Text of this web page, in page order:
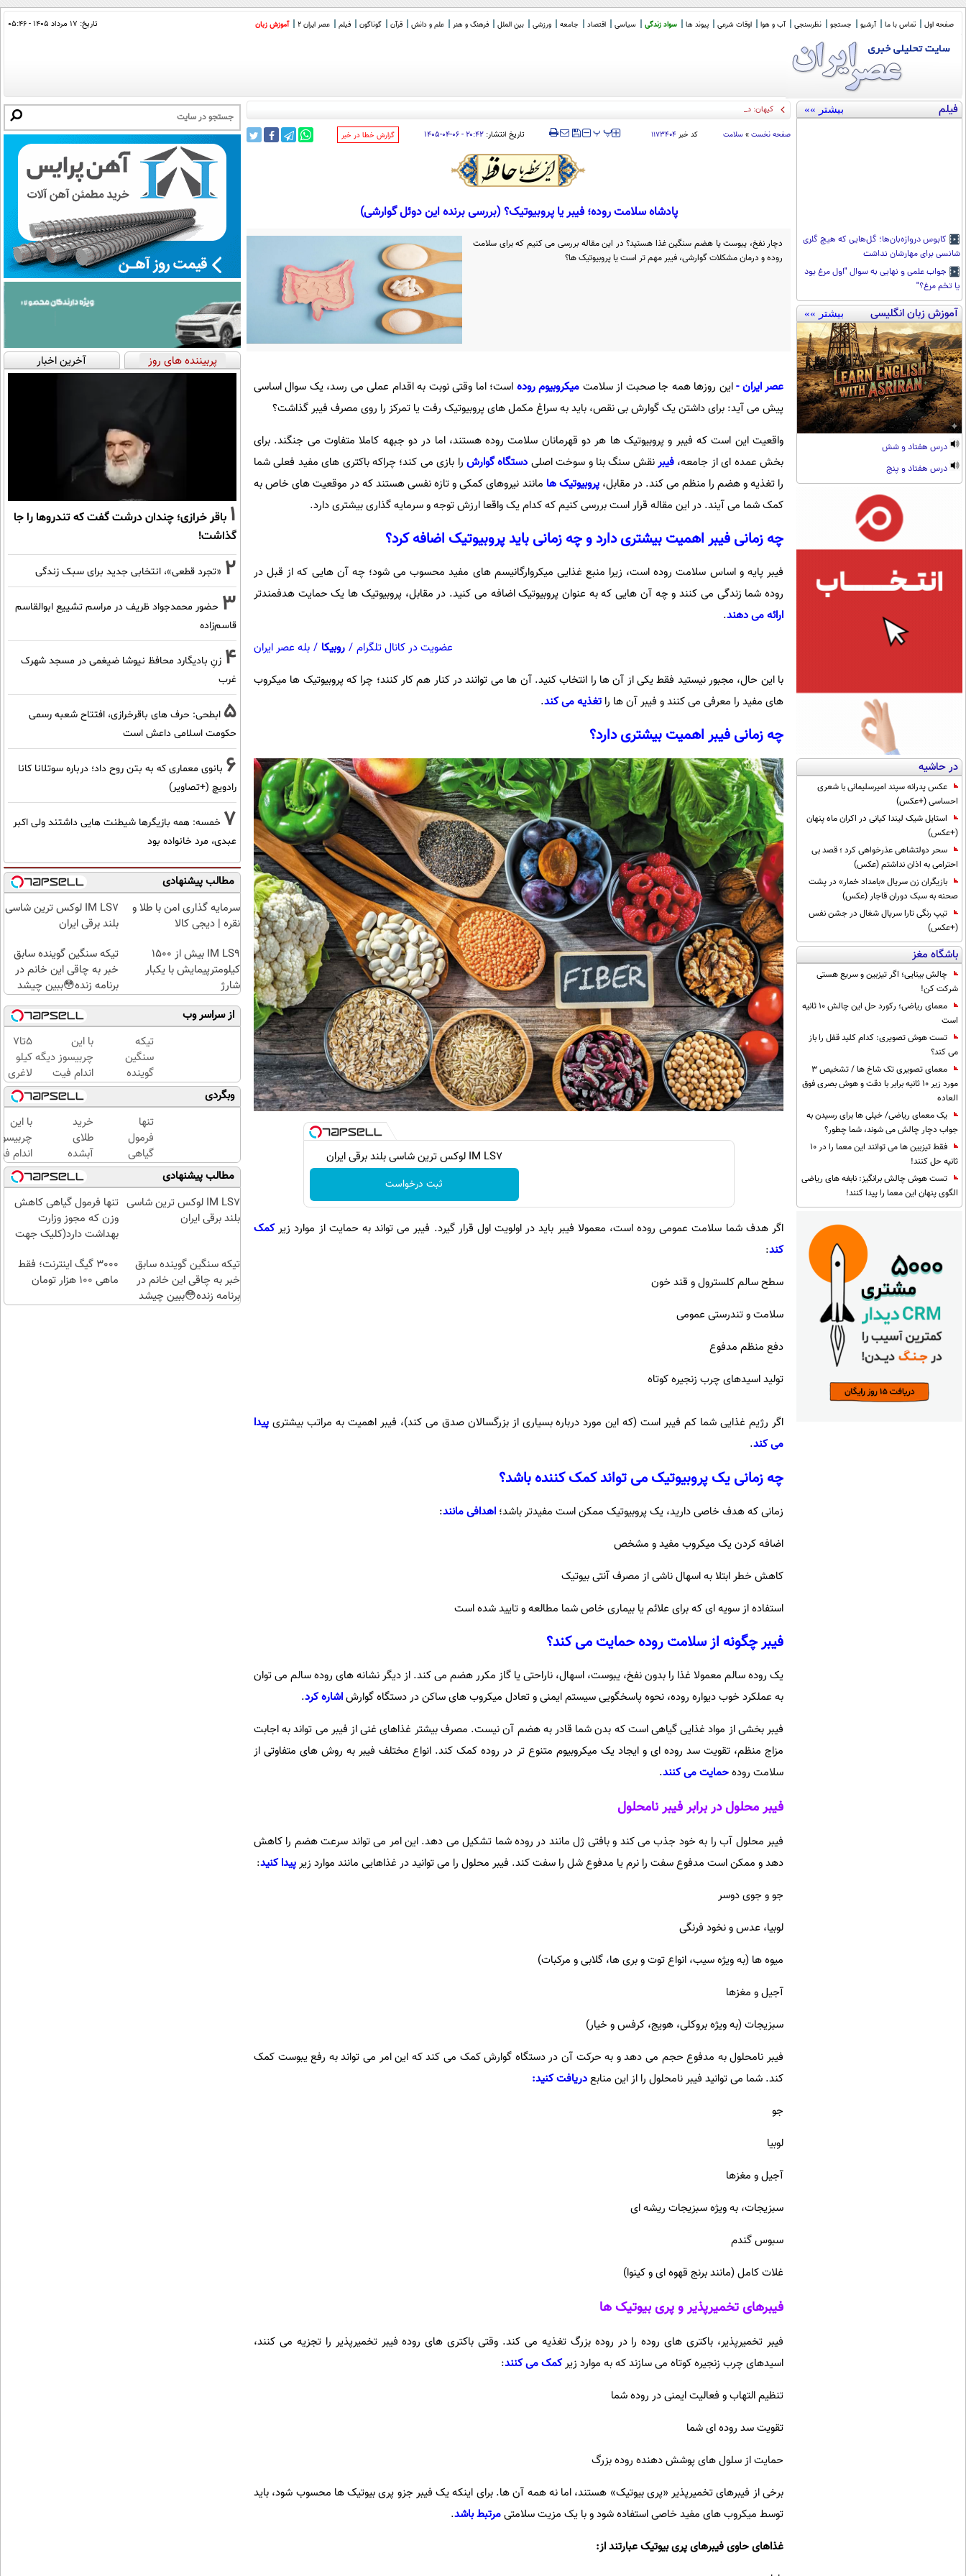
صفحه اول تماس با ما آرشیو جستجو نظرسنجی آب و هوا اوقات شرعی پیوند ها سواد زندگی سیاسی اقتصاد جامعه ورزشی بین الملل فرهنگ و هنر علم و دانش قرآن گوناگون فیلم عصر ایران 2 آموزش زبان تاریخ: ۱۷ مرداد ۱۴۰۵ - ۰۵:۴۶
فیلم بیشتر »»
کابوس دروازه‌بان‌ها؛ گل‌هایی که هیچ گلری
شانسی برای مهارشان نداشت
جواب علمی و نهایی به سوال "اول مرغ بود
یا تخم مرغ؟"
آموزش زبان انگلیسی بیشتر »»
درس هفتاد و شش
درس هفتاد و پنج
در حاشیه
عکس پدرانه سپند امیرسلیمانی با شعری
احساسی (+عکس)
استایل شیک لیندا کیانی در اکران ماه پنهان
(+عکس)
سحر دولتشاهی عذرخواهی کرد ؛ قصد بی
احترامی به اذان نداشتم (عکس)
بازیگران زن سریال «بامداد خمار» در پشت
صحنه به سبک دوران قاجار (عکس)
تیپ رنگی تارا سریال شغال در جشن نفس
(+عکس)
باشگاه مغز
چالش بینایی؛ اگر تیزبین و سریع هستی
شرکت کن!
معمای ریاضی؛ رکورد حل این چالش 10 ثانیه
است
تست هوش تصویری: کدام کلید قفل را باز
می کند؟
معمای تصویری تک شاخ ها / تشخیص 3
مورد زیر 10 ثانیه برابر با دقت و هوش بصری فوق
العاده
یک معمای ریاضی/ خیلی ها برای رسیدن به
جواب دچار چالش می شوند، شما چطور؟
فقط تیزبین ها می توانند این معما را در 10
ثانیه حل کنند!
تست هوش چالش برانگیز: نابغه های ریاضی
الگوی پنهان این معما را پیدا کنند!
کیهان: دولت به فکر حفاظت از معیشت
صفحه نخست » سلامت کد خبر۱۱۷۳۴۰۴ ‍‍‍ پ پ تاریخ انتشار:۲۰:۴۲ - ۰۶-۰۴-۱۴۰۵ ‌گزارش خطا در خبر
پادشاه سلامت روده؛ فیبر یا پروبیوتیک؟ (بررسی برنده این دوئل گوارشی)
دچار نفخ، یبوست یا هضم سنگین غذا هستید؟ در این مقاله بررسی می کنیم که برای سلامت
روده و درمان مشکلات گوارشی، فیبر مهم تر است یا پروبیوتیک ها؟
عصر ایران-این روزها همه جا صحبت از سلامت میکروبیوم روده است؛ اما وقتی نوبت به اقدام عملی می رسد، یک سوال اساسی
پیش می آید: برای داشتن یک گوارش بی نقص، باید به سراغ مکمل های پروبیوتیک رفت یا تمرکز را روی مصرف فیبر گذاشت؟
واقعیت این است که فیبر و پروبیوتیک ها هر دو قهرمانان سلامت روده هستند، اما در دو جبهه کاملا متفاوت می جنگند. برای
بخش عمده ای از جامعه، فیبرنقش سنگ بنا و سوخت اصلی دستگاه گوارش را بازی می کند؛ چراکه باکتری های مفید فعلی شما
را تغذیه و هضم را منظم می کند. در مقابل،پروبیوتیک ها مانند نیروهای کمکی و تازه نفسی هستند که در موقعیت های خاص به
کمک شما می آیند. در این مقاله قرار است بررسی کنیم که کدام یک واقعا ارزش توجه و سرمایه گذاری بیشتری دارد.
چه زمانی فیبر اهمیت بیشتری دارد و چه زمانی باید پروبیوتیک اضافه کرد؟
فیبر پایه و اساس سلامت روده است، زیرا منبع غذایی میکروارگانیسم های مفید محسوب می شود؛ چه آن هایی که از قبل در
روده شما زندگی می کنند و چه آن هایی که به عنوان پروبیوتیک اضافه می کنید. در مقابل، پروبیوتیک ها یک حمایت هدفمندتر
ارائه می دهند.
عضویت در کانال تلگرام / روبیکا / بله عصر ایران
با این حال، مجبور نیستید فقط یکی از آن ها را انتخاب کنید. آن ها می توانند در کنار هم کار کنند؛ چرا که پروبیوتیک ها میکروب
های مفید را معرفی می کنند و فیبر آن ها را تغذیه می کند.
چه زمانی فیبر اهمیت بیشتری دارد؟
IM LS7 لوکس ترین شاسی بلند برقی ایران
ثبت درخواست
اگر هدف شما سلامت عمومی روده است، معمولا فیبر باید در اولویت اول قرار گیرد. فیبر می تواند به حمایت از موارد زیرکمک
کند:
سطح سالم کلسترول و قند خون
سلامت و تندرستی عمومی
دفع منظم مدفوع
تولید اسیدهای چرب زنجیره کوتاه
اگر رژیم غذایی شما کم فیبر است (که این مورد درباره بسیاری از بزرگسالان صدق می کند)، فیبر اهمیت به مراتب بیشتری پیدا
می کند.
چه زمانی یک پروبیوتیک می تواند کمک کننده باشد؟
زمانی که هدف خاصی دارید، یک پروبیوتیک ممکن است مفیدتر باشد؛ اهدافی مانند:
اضافه کردن یک میکروب مفید و مشخص
کاهش خطر ابتلا به اسهال ناشی از مصرف آنتی بیوتیک
استفاده از سویه ای که برای علائم یا بیماری خاص شما مطالعه و تایید شده است
فیبر چگونه از سلامت روده حمایت می کند؟
یک روده سالم معمولا غذا را بدون نفخ، یبوست، اسهال، ناراحتی یا گاز مکرر هضم می کند. از دیگر نشانه های روده سالم می توان
به عملکرد خوب دیواره روده، نحوه پاسخگویی سیستم ایمنی و تعادل میکروب های ساکن در دستگاه گوارشاشاره کرد.
فیبر بخشی از مواد غذایی گیاهی است که بدن شما قادر به هضم آن نیست. مصرف بیشتر غذاهای غنی از فیبر می تواند به اجابت
مزاج منظم، تقویت سد روده ای و ایجاد یک میکروبیوم متنوع تر در روده کمک کند. انواع مختلف فیبر به روش های متفاوتی از
سلامت رودهحمایت می کنند.
فیبر محلول در برابر فیبر نامحلول
فیبر محلول آب را به خود جذب می کند و بافتی ژل مانند در روده شما تشکیل می دهد. این امر می تواند سرعت هضم را کاهش
دهد و ممکن است مدفوع سفت را نرم یا مدفوع شل را سفت کند. فیبر محلول را می توانید در غذاهایی مانند موارد زیرپیدا کنید:
جو و جوی دوسر
لوبیا، عدس و نخود فرنگی
میوه ها (به ویژه سیب، انواع توت و بری ها، گلابی و مرکبات)
آجیل و مغزها
سبزیجات (به ویژه بروکلی، هویج، کرفس و خیار)
فیبر نامحلول به مدفوع حجم می دهد و به حرکت آن در دستگاه گوارش کمک می کند که این امر می تواند به رفع یبوست کمک
کند. شما می توانید فیبر نامحلول را از این منابعدریافت کنید:
جو
لوبیا
آجیل و مغزها
سبزیجات، به ویژه سبزیجات ریشه ای
سبوس گندم
غلات کامل (مانند برنج قهوه ای و کینوا)
فیبرهای تخمیرپذیر و پری بیوتیک ها
فیبر تخمیرپذیر، باکتری های روده را در روده بزرگ تغذیه می کند. وقتی باکتری های روده فیبر تخمیرپذیر را تجزیه می کنند،
اسیدهای چرب زنجیره کوتاه می سازند که به موارد زیرکمک می کنند:
تنظیم التهاب و فعالیت ایمنی در روده شما
تقویت سد روده ای شما
حمایت از سلول های پوشش دهنده روده بزرگ
برخی از فیبرهای تخمیرپذیر «پری بیوتیک» هستند، اما نه همه آن ها. برای اینکه یک فیبر جزو پری بیوتیک ها محسوب شود، باید
توسط میکروب های مفید خاصی استفاده شود و با یک مزیت سلامتیمرتبط باشد.
غذاهای حاوی فیبرهای پری بیوتیک عبارتند از:
پربیننده های روز آخرین اخبار
1 باقر خرازی؛ چندان درشت گفت که تندروها را جا
گذاشت!
2 «تجرد قطعی»، انتخابی جدید برای سبک زندگی
3 حضور محمدجواد ظریف در مراسم تشییع ابوالقاسم
قاسم‌زاده
4 زنِ بادیگارد محافظ نیوشا ضیغمی در مسجد شهرک
غرب
5 ابطحی: حرف های باقرخرازی، افتتاح شعبه رسمی
حکومت اسلامی داعش است
6 بانوی معماری که به بتن روح داد؛ درباره سوتلانا کانا
رادویچ (+تصاویر)
7 خمسه: همه بازیگرها شیطنت هایی داشتند ولی اکبر
عبدی، مرد خانواده بود
مطالب پیشنهادی
سرمایه گذاری امن با طلا و
نقره | دیجی کالا
IM LS7 لوکس ترین شاسی
بلند برقی ایران
IM LS9 بیش از 1500
کیلومترپیمایش با یکبار
شارژ
تیکه سنگین گوینده سابق
خبر به چاقی این خانم در
برنامه زنده😳ببین چیشد
از سراسر وب
تیکه
سنگین
گوینده
سابق
خبر به
چاقی
این
خانم
در
برنامه
زنده😳
با این
چربیسوز دیگه
اندام فیت
آرزو
نیست(تخفیف
تا امشب)
5تا7
کیلو
لاغری
در هر
ماه با
این
گیاهی❗
سفارش
با نصف
قیمت
وبگردی
تنها
فرمول
گیاهی
کاهش
وزن که
مجوز
جهت
سفارش)
خرید
طلای
آبشده
حتی با
۱۰۰هزارتومان
با این
اندام
آرزو
تا
مطالب پیشنهادی
IM LS7 لوکس ترین شاسی
بلند برقی ایران
تنها فرمول گیاهی کاهش
وزن که مجوز وزارت
بهداشت دارد(کلیک جهت
تیکه سنگین گوینده سابق
خبر به چاقی این خانم در
برنامه زنده😳ببین چیشد
3000 گیگ اینترنت؛ فقط
ماهی 100 هزار تومان